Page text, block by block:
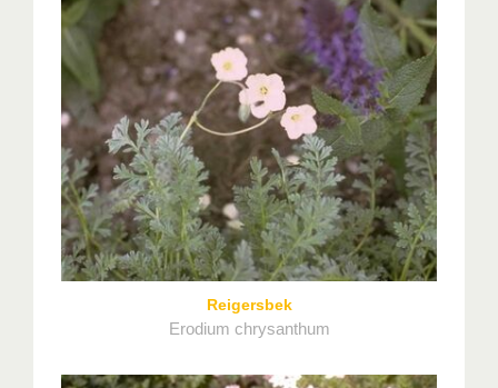
Reigersbek
Erodium chrysanthum